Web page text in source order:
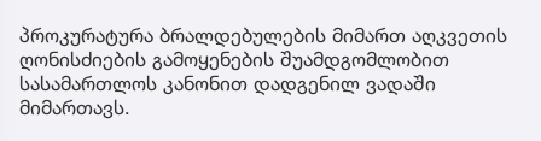
პროკურატურა ბრალდებულების მიმართ აღკვეთის
ღონისძიების გამოყენების შუამდგომლობით
სასამართლოს კანონით დადგენილ ვადაში
მიმართავს.